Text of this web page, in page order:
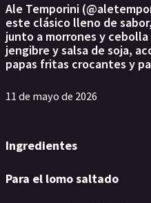
Ale Temporini
este clásico lleno de
junto a morrones y
jengibre y salsa de soja,
papas fritas crocantes y
11 de mayo de 2026
Ingredientes
Para el lomo saltado